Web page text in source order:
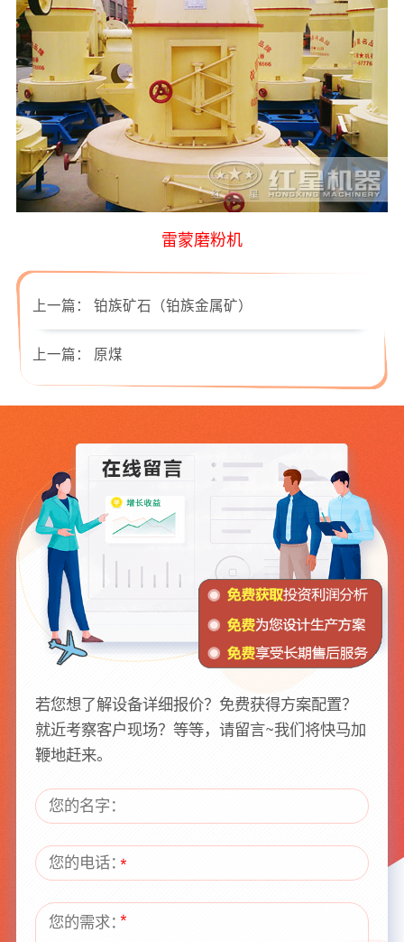
雷蒙磨粉机
上一篇： 铂族矿石（铂族金属矿）
上一篇： 原煤
若您想了解设备详细报价？免费获得方案配置？
就近考察客户现场？等等，请留言~我们将快马加
鞭地赶来。